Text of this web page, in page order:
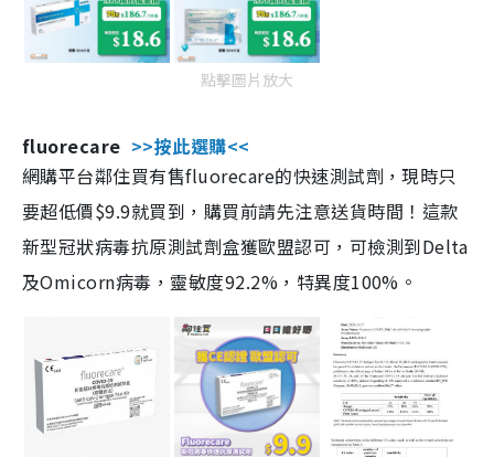
點擊圖片放大
fluorecare >>按此選購<<
網購平台鄰住買有售fluorecare的快速測試劑，現時只
要超低價$9.9就買到，購買前請先注意送貨時間！這款
新型冠狀病毒抗原測試劑盒獲歐盟認可，可檢測到Delta
及Omicorn病毒，靈敏度92.2%，特異度100%。